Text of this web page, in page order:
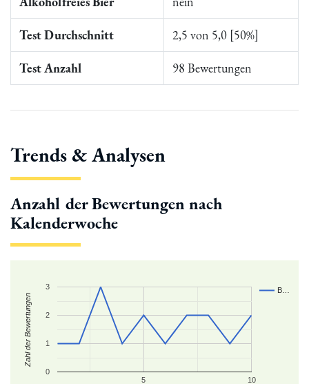
Test Durchschnitt 2,5 von 5,0 [50%]
Test Anzahl 98 Bewertungen
Trends & Analysen
Anzahl der Bewertungen nach
Kalenderwoche
B…
5 10
0
1
2
3
Zahl der Bewertungen